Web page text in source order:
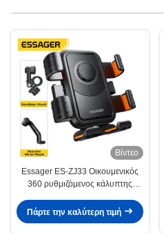
Βίντεο
Essager ES-ZJ33 Οικουμενικός
360 ρυθμιζόμενος κάλυπτης
ποδηλάτου μοτοσυκλέτας με λαβή
και καθρέφτη οπίσθιας θέσης
Πάρτε την καλύτερη τιμή